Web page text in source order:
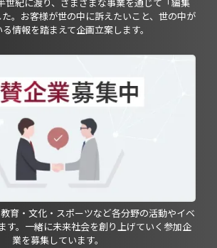
。お客様が世の中に訴えたいこと、世の中が
情報を踏まえて企画立案します。
育・文化・スポーツなど各分野の活動やイベ
す。一緒に未来社会を創り上げていく参加企
業を募集しています。